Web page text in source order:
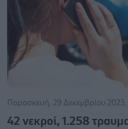
Παρασκευή, 29 Δεκεμβρίου 2023,
42 νεκροί, 1.258